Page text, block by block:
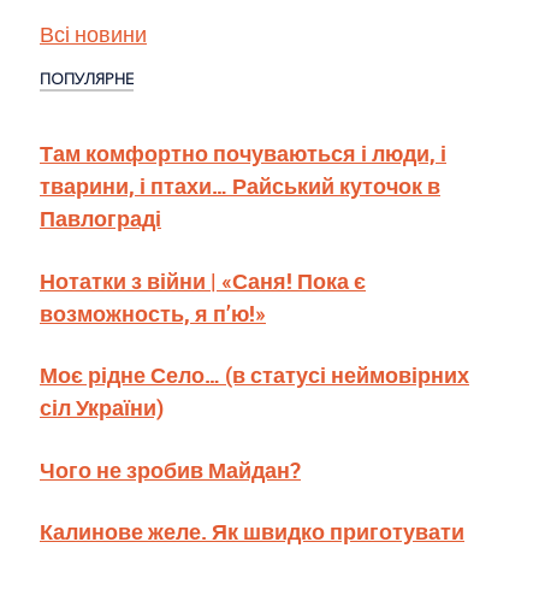
Всі новини
ПОПУЛЯРНЕ
Там комфортно почуваються і люди, і
тварини, і птахи… Райський куточок в
Павлограді
Нотатки з війни | «Саня! Пока є
возможность, я п’ю!»
Моє рідне Село… (в статусі неймовірних
сіл України)
Чого не зробив Майдан?
Калинове желе. Як швидко приготувати